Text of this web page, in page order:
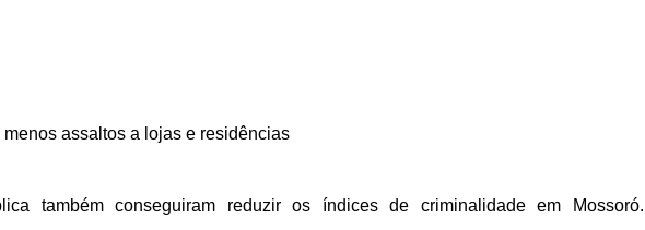
assaltos a lojas e residências
também conseguiram reduzir os índices de criminalidade em Mossoró.